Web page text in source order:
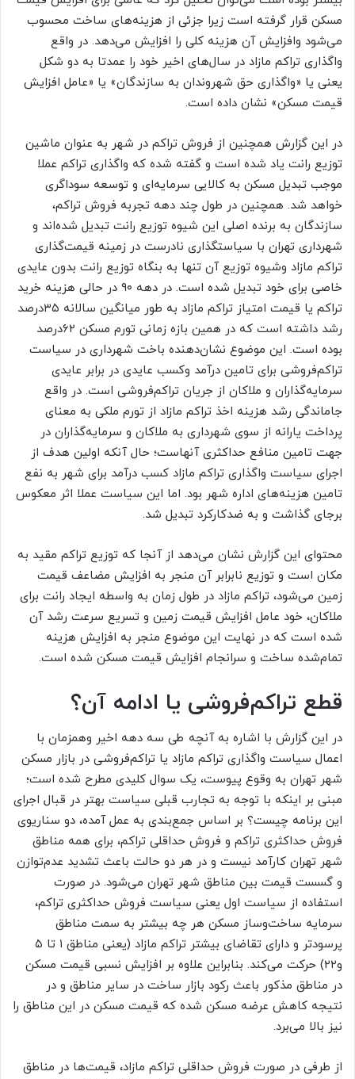
مسکن قرار گرفته است زیرا جزئی از هزینه‌‌‌های ساخت محسوب
می‌شود وافزایش آن هزینه کلی را افزایش می‌‌‌دهد. در واقع
واگذاری تراکم مازاد در سال‌های اخیر خود را عمدتا به دو شکل
یعنی یا «واگذاری حق شهروندان به سازندگان» یا «عامل افزایش
قیمت مسکن» نشان داده است.
در این گزارش همچنین از فروش تراکم در شهر به عنوان ماشین
توزیع رانت یاد شده است و گفته شده که واگذاری تراکم عملا
موجب تبدیل مسکن به کالایی سرمایه‌‌‌ای و توسعه سوداگری
خواهد شد. همچنین در طول چند دهه تجربه فروش تراکم،
سازندگان به برنده اصلی این شیوه توزیع رانت تبدیل شده‌‌‌اند و
شهرداری تهران با سیاستگذاری نادرست در زمینه قیمت‌گذاری
تراکم مازاد وشیوه توزیع آن تنها به بنگاه توزیع رانت بدون عایدی
خاصی برای خود تبدیل شده است. در دهه ۹۰ در حالی هزینه خرید
تراکم یا قیمت امتیاز تراکم مازاد به طور میانگین سالانه ۳۵‌درصد
رشد داشته است که در همین بازه زمانی تورم مسکن ۶۲‌درصد
بوده است. این موضوع نشان‌دهنده باخت شهرداری در سیاست
تراکم‌‌‌فروشی برای تامین درآمد وکسب عایدی در برابر عایدی
سرمایه‌گذاران و ملاکان از جریان تراکم‌‌‌فروشی است. در واقع
جاماندگی رشد هزینه اخذ تراکم مازاد از تورم ملکی به معنای
پرداخت یارانه از سوی شهرداری به ملاکان و سرمایه‌گذاران در
جهت تامین منافع حداکثری آنهاست؛ حال آنکه اولین هدف از
اجرای سیاست واگذاری تراکم مازاد کسب درآمد برای شهر به نفع
تامین هزینه‌‌‌های اداره شهر بود. اما این سیاست عملا اثر معکوس
برجای گذاشت و به ضدکارکرد تبدیل شد.
محتوای این گزارش نشان می‌دهد از آنجا که توزیع تراکم مقید به
مکان است و توزیع نابرابر آن منجر به افزایش مضاعف قیمت
زمین می‌شود، تراکم مازاد در طول زمان به واسطه ایجاد رانت برای
ملاکان، خود عامل افزایش قیمت زمین و تسریع سرعت رشد آن
شده است که در نهایت این موضوع منجر به افزایش هزینه
تمام‌شده ساخت و سرانجام افزایش قیمت مسکن شده است.
قطع تراکم‌‌‌فروشی یا ادامه آن؟
در این گزارش با اشاره به آنچه طی سه دهه اخیر وهمزمان با
اعمال سیاست واگذاری تراکم مازاد یا تراکم‌‌‌فروشی در بازار مسکن
شهر تهران به وقوع پیوست، یک سوال کلیدی مطرح شده است؛
مبنی بر اینکه با توجه به تجارب قبلی سیاست بهتر در قبال اجرای
این برنامه چیست؟ بر اساس جمع‌‌‌بندی به عمل آمده، دو سناریوی
فروش حداکثری تراکم و فروش حداقلی تراکم، برای همه مناطق
شهر تهران کارآمد نیست و در هر دو حالت باعث تشدید عدم‌توازن
و گسست قیمت بین مناطق شهر تهران می‌شود. در صورت
استفاده از سیاست اول یعنی سیاست فروش حداکثری تراکم،
سرمایه ساخت‌وساز مسکن هر چه بیشتر به سمت مناطق
پرسودتر و دارای تقاضای بیشتر تراکم مازاد (یعنی مناطق ۱ تا ۵
و۲۲) حرکت می‌کند. بنابراین علاوه بر افزایش نسبی قیمت مسکن
در مناطق مذکور باعث رکود بازار ساخت در سایر مناطق و در
نتیجه کاهش عرضه مسکن شده که قیمت مسکن در این مناطق را
نیز بالا می‌‌‌برد.
از طرفی در صورت فروش حداقلی تراکم مازاد، قیمت‌ها در مناطق